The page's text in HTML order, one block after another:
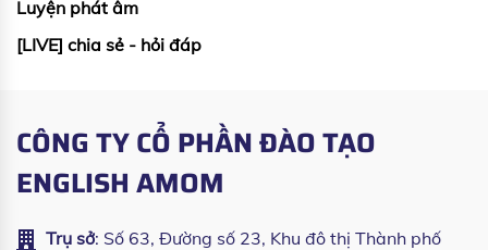
Luyện phát âm
[LIVE] chia sẻ - hỏi đáp
CÔNG TY CỔ PHẦN ĐÀO TẠO
ENGLISH AMOM
Trụ sở: Số 63, Đường số 23, Khu đô thị Thành phố